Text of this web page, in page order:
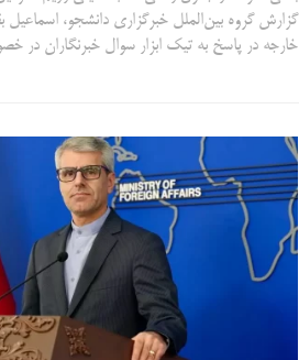
گزارش گروه بین‌الملل خبرگزاری دانشجو، اسماعیل
خارجه در پاسخ به تیک ابزار سوال خبرنگاران در